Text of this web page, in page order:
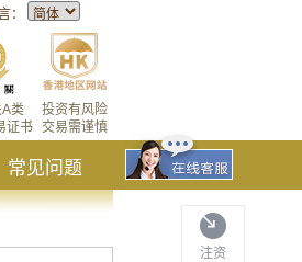
：
投资有风险
交易需谨慎
类
证书
常见问题
注资